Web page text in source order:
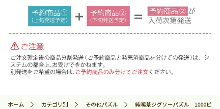
ホーム カテゴリ別 その他パズル
純喫茶ジグソーパズル 1000ピ